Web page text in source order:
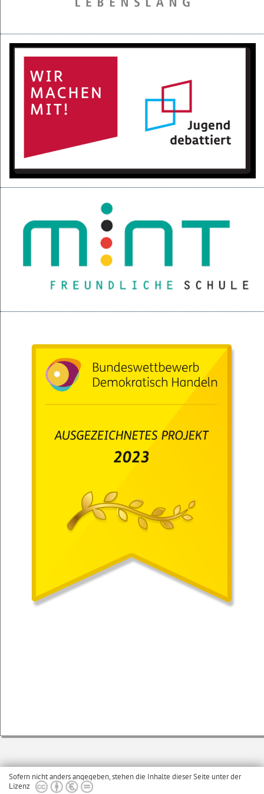
Projektpräsentation der 6d für den BGC
16.05.2025
Kurzfilme über den Izmir-Austausch im Kino
22.04.2025
KI-Fortbildung der Lehrerschaft
Null-Tage-Feier und Ferien!
Sofern nicht anders angegeben, stehen die Inhalte dieser Seite unter der
Lizenz